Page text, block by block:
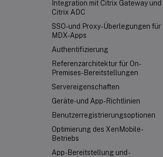
Integration mit Citrix Gateway und
Citrix ADC
SSO- und Proxy-Überlegungen für
MDX-Apps
Authentifizierung
Referenzarchitektur für On-
Premises-Bereitstellungen
Servereigenschaften
Geräte- und App-Richtlinien
Benutzerregistrierungsoptionen
Optimierung des XenMobile-
Betriebs
App-Bereitstellung und -